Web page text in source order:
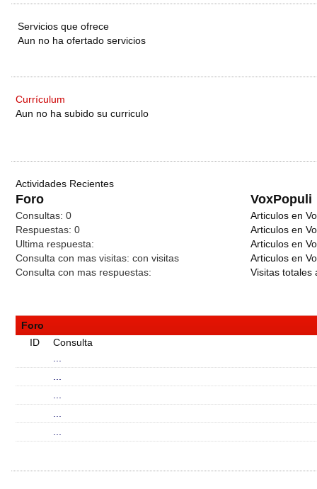
Servicios que ofrece
Aun no ha ofertado servicios
Currículum
Aun no ha subido su curriculo
Actividades Recientes
Foro VoxPopuli
Consultas: 0
Respuestas: 0
Ultima respuesta:
Consulta con mas visitas: con visitas
Consulta con mas respuestas:
Articulos en
Articulos en
Articulos en
Articulos en
Visitas totales
Foro
ID
Consulta